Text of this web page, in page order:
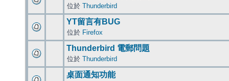
位於 Thunderbird
YT留言有BUG
位於 Firefox
Thunderbird 電郵問題
位於 Thunderbird
桌面通知功能